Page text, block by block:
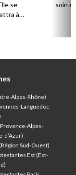
se
à
soin
Alpes-Rhône)
Languedoc-
Alpes-
d’Azur)
Sud-Ouest)
Est (Est-